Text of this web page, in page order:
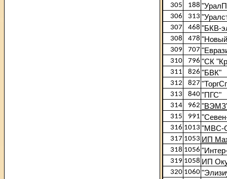
305 188
306 313
307 468 "БКВ-
308 478
309 707
310 796 "СК
311 826 "БВК"
312 827
313 840 "ПГС"
314 962
315 991
316 1013 "МВС-
317 1053 ИП
318 1056
319 1058 ИП
320 1060